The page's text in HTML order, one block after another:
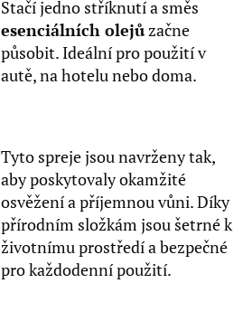
Stačí jedno stříknutí a směs
esenciálních olejůzačne
působit. Ideální pro použití v
autě, na hotelu nebo doma.
Tyto spreje jsou navrženy tak,
aby poskytovaly okamžité
osvěžení a příjemnou vůni. Díky
přírodním složkám jsou šetrné k
životnímu prostředí a bezpečné
pro každodenní použití.